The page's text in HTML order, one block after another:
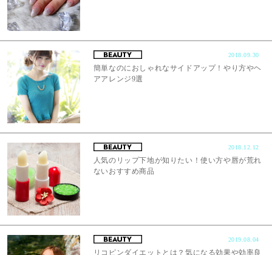
2018.09.30
簡単なのにおしゃれなサイドアップ！やり方やヘ
アアレンジ9選
2018.12.12
人気のリップ下地が知りたい！使い方や唇が荒れ
ないおすすめ商品
2019.08.04
リコピンダイエットとは？気になる効果や効率良